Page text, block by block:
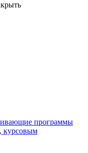
программы
курсовым